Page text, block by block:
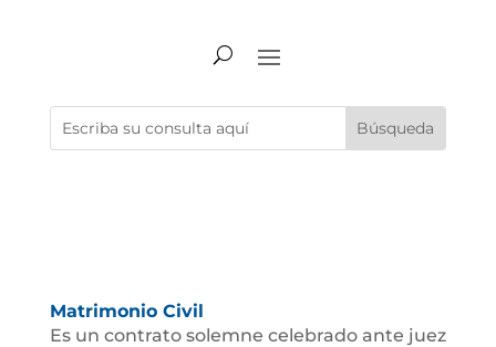
Matrimonio Civil
Es un contrato solemne celebrado ante juez